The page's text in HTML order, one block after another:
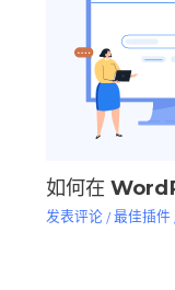
如何在
发表评论 /最佳插件